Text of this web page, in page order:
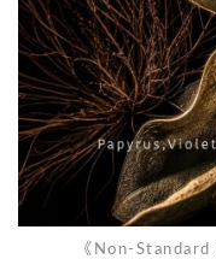
《Non-